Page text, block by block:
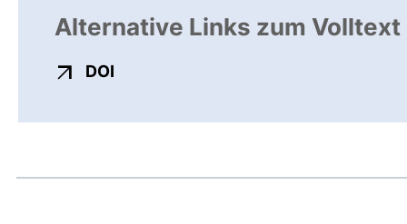
Alternative Links zum Volltext
DOI